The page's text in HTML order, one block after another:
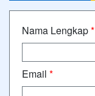
Nama Lengkap*
Email *